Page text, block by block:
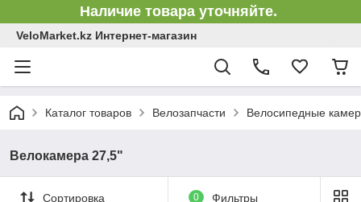
Наличие товара уточняйте.
VeloMarket.kz Интернет-магазин
Каталог товаров Велозапчасти Велосипедные
Велокамера 27,5"
Сортировка 0 Фильтры